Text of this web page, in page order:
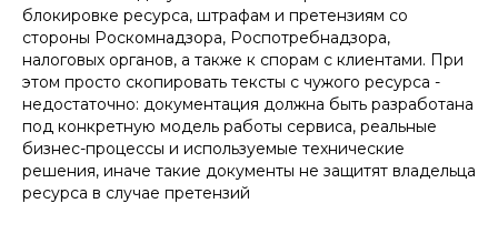
блокировке ресурса, штрафам и претензиям со
стороны Роскомнадзора, Роспотребнадзора,
налоговых органов, а также к спорам с клиентами. При
этом просто скопировать тексты с чужого ресурса -
недостаточно: документация должна быть разработана
под конкретную модель работы сервиса, реальные
бизнес-процессы и используемые технические
решения, иначе такие документы не защитят владельца
ресурса в случае претензий